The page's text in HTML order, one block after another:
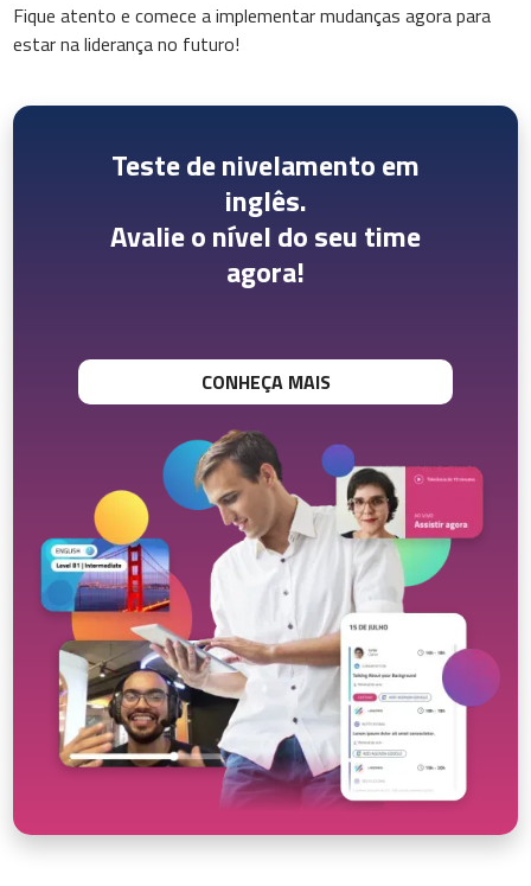
Fique atento e comece a implementar mudanças agora para
estar na liderança no futuro!
Teste de nivelamento em
inglês.
Avalie o nível do seu time
agora!
CONHEÇA MAIS